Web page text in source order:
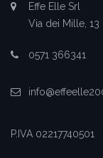
Effe Elle Srl
Via dei Mille,
0571 366341
P.IVA 02217740501